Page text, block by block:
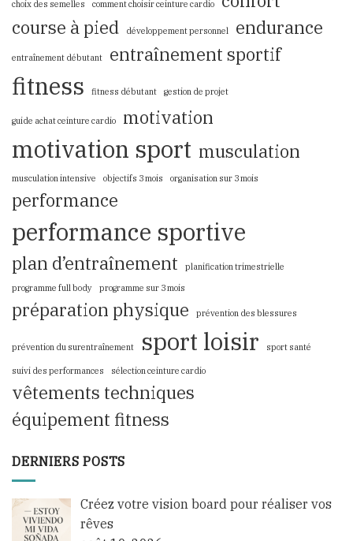
choix des semelles comment choisir ceinture cardio
course à pied
développement personnel endurance
entraînement débutant entraînement sportif
fitness fitness débutant gestion de projet
guide achat ceinture cardio motivation
motivation sport musculation
musculation intensive objectifs 3 mois organisation sur 3 mois
performance
performance sportive
plan d’entraînement
planification trimestrielle
programme full body
programme sur 3 mois
préparation physique prévention des blessures
prévention du surentraînement sport loisir sport santé
suivi des performances sélection ceinture cardio
vêtements techniques
équipement fitness
DERNIERS POSTS
Créez votre vision board pour réaliser vos
rêves